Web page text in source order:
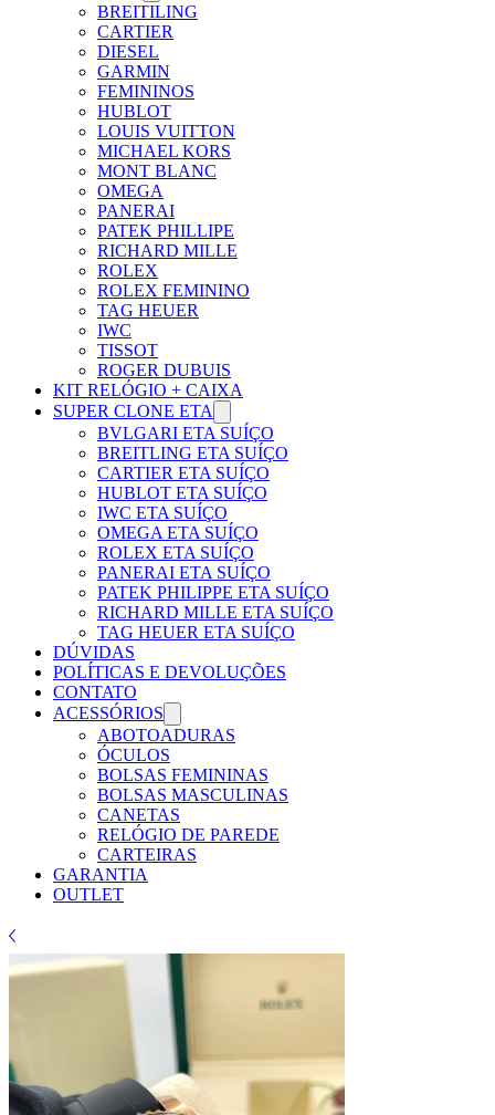
BREITILING
CARTIER
DIESEL
GARMIN
FEMININOS
HUBLOT
LOUIS VUITTON
MICHAEL KORS
MONT BLANC
OMEGA
PANERAI
PATEK PHILLIPE
RICHARD MILLE
ROLEX
ROLEX FEMININO
TAG HEUER
IWC
TISSOT
ROGER DUBUIS
KIT RELÓGIO + CAIXA
SUPER CLONE ETA
BVLGARI ETA SUÍÇO
BREITLING ETA SUÍÇO
CARTIER ETA SUÍÇO
HUBLOT ETA SUÍÇO
IWC ETA SUÍÇO
OMEGA ETA SUÍÇO
ROLEX ETA SUÍÇO
PANERAI ETA SUÍÇO
PATEK PHILIPPE ETA SUÍÇO
RICHARD MILLE ETA SUÍÇO
TAG HEUER ETA SUÍÇO
DÚVIDAS
POLÍTICAS E DEVOLUÇÕES
CONTATO
ACESSÓRIOS
ABOTOADURAS
ÓCULOS
BOLSAS FEMININAS
BOLSAS MASCULINAS
CANETAS
RELÓGIO DE PAREDE
CARTEIRAS
GARANTIA
OUTLET